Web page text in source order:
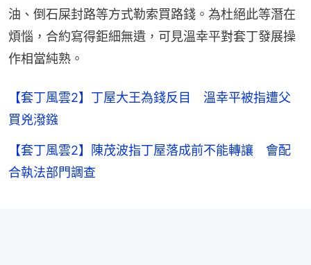
油、倒石屎封路等方式勒索買路錢。為杜絕此等潛在
煩惱，合約寫得鉅細無遺，可見溫幸平對套丁發展操
作相當純熟。
【套丁風雲2】丁屋大王為錢反目 溫幸平被指遭父
買兇潑鏹
【套丁風雲2】陳茂波指丁屋落成前不能轉讓 會配
合執法部門調查